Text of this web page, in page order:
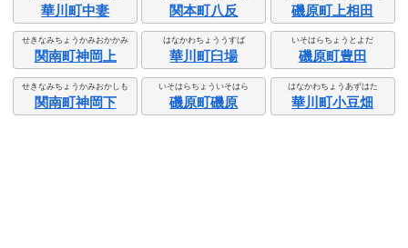
華川町中妻 関本町八反 磯原町上相田
せきなみちょうかみおかかみ
関南町神岡上
はなかわちょううすば
華川町臼場
いそはらちょうとよだ
磯原町豊田
せきなみちょうかみおかしも
関南町神岡下
いそはらちょういそはら
磯原町磯原
はなかわちょうあずはた
華川町小豆畑